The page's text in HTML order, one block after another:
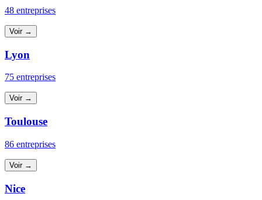
48 entreprises
Voir →
Lyon
75 entreprises
Voir →
Toulouse
86 entreprises
Voir →
Nice